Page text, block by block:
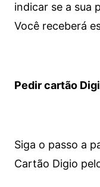
indicar se a sua
Você receberá
Pedir cartão
Siga o passo a
Cartão Digio